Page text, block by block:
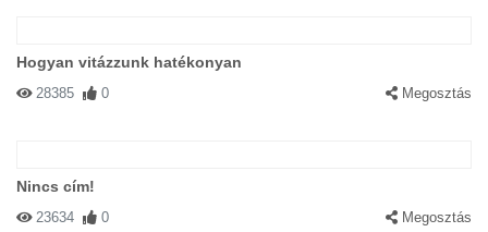
Hogyan vitázzunk hatékonyan
28385 0 Megosztás
Nincs cím!
23634 0 Megosztás